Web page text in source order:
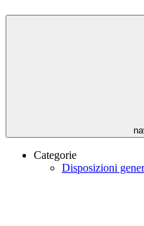
Categorie
Disposizioni